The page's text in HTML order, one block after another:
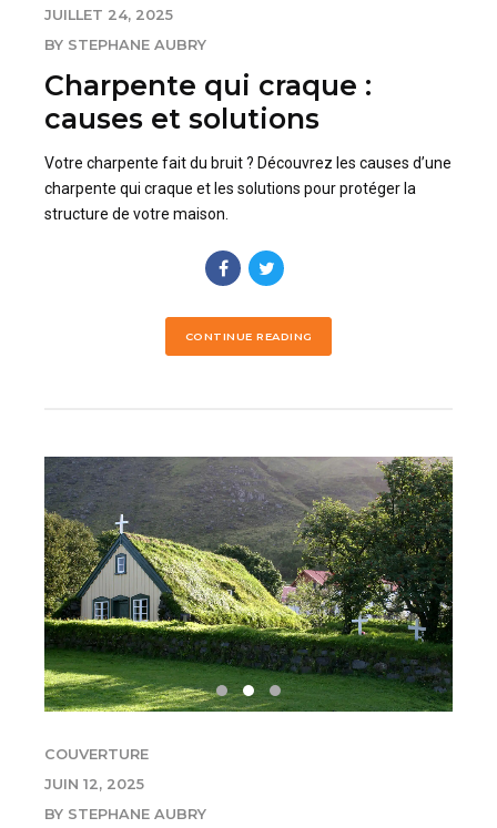
JUILLET 24, 2025
BY STEPHANE AUBRY
Charpente qui craque :
causes et solutions
Votre charpente fait du bruit ? Découvrez les causes d’une
charpente qui craque et les solutions pour protéger la
structure de votre maison.
CONTINUE READING
COUVERTURE
JUIN 12, 2025
BY STEPHANE AUBRY